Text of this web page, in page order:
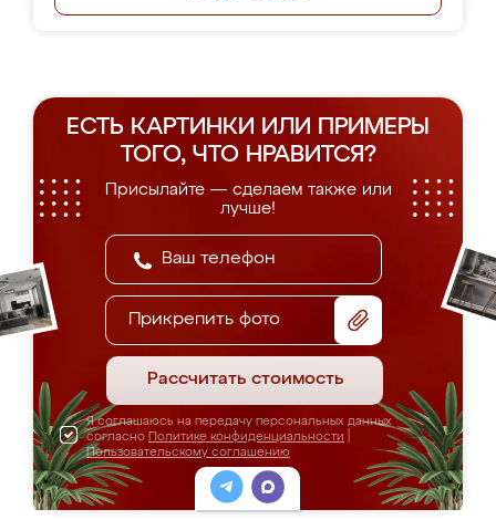
ЕСТЬ КАРТИНКИ ИЛИ ПРИМЕРЫ
ТОГО, ЧТО НРАВИТСЯ?
Присылайте — сделаем также или
лучше!
Прикрепить фото
Рассчитать стоимость
Я соглашаюсь на передачу персональных данных
согласно Политике конфиденциальности
Пользовательскому соглашению